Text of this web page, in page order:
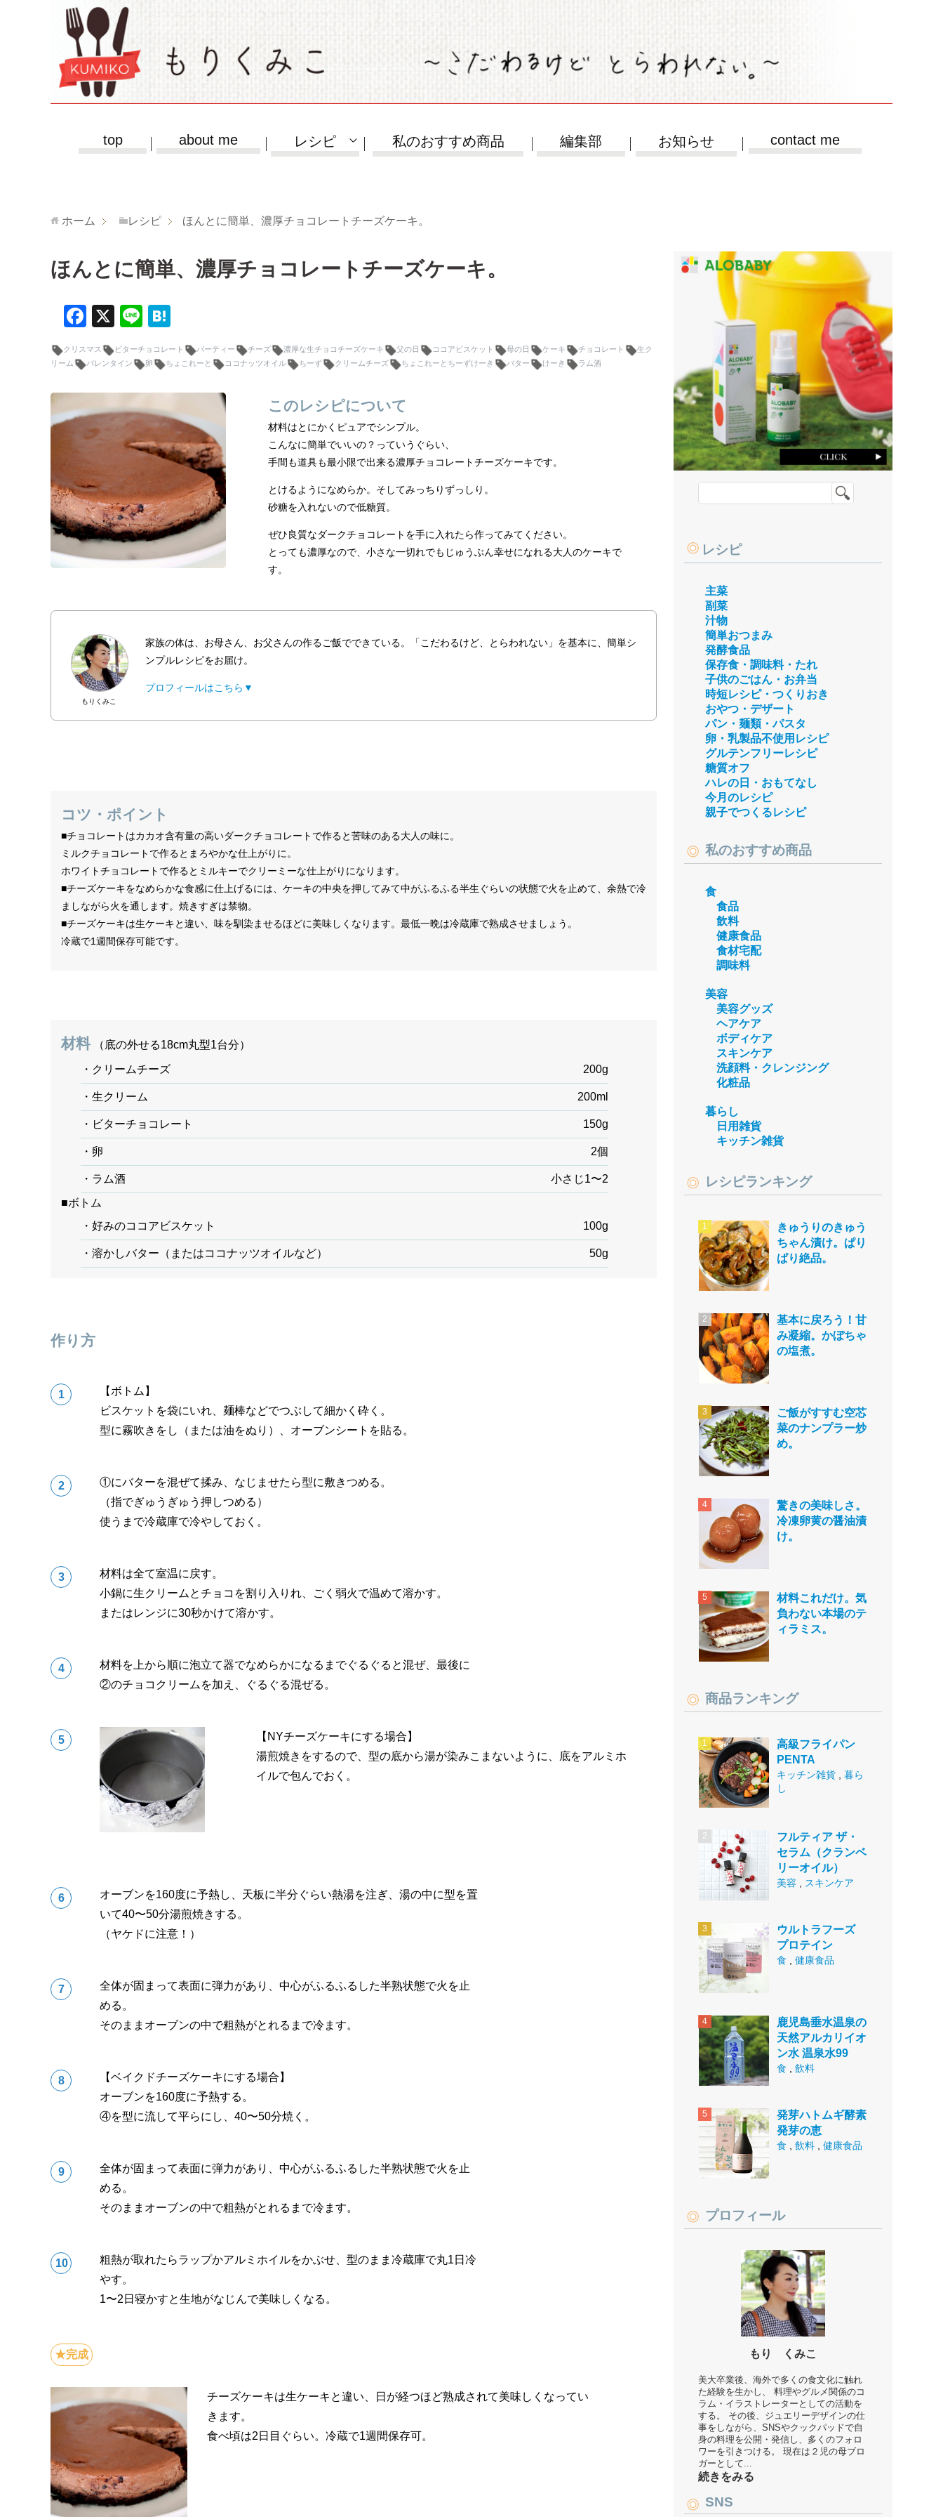
top about me レシピ 私のおすすめ商品 編集部 お知らせ contact me
ホーム レシピ ほんとに簡単、濃厚チョコレートチーズケーキ。
ほんとに簡単、濃厚チョコレートチーズケーキ。
F
c
b
o
o
k
X
Li
e
at
e
a
クリスマス ビターチョコレート パーティー チーズ 濃厚な生チョコチーズケーキ 父の日 ココアビスケット 母の日 ケーキ チョコレート
生ク
リーム
バレンタイン 卵 ちょこれーと ココナッツオイル ちーず クリームチーズ ちょこれーとちーずけーき バター けーき ラム酒
このレシピについて
材料はとにかくピュアでシンプル。
こんなに簡単でいいの？っていうぐらい、
手間も道具も最小限で出来る濃厚チョコレートチーズケーキです。
とけるようになめらか。そしてみっちりずっしり。
砂糖を入れないので低糖質。
ぜひ良質なダークチョコレートを手に入れたら作ってみてください。
とっても濃厚なので、小さな一切れでもじゅうぶん幸せになれる大人のケーキで
す。
もりくみこ
家族の体は、お母さん、お父さんの作るご飯でできている。「こだわるけど、とらわれない」を基本に、簡単シ
ンプルレシピをお届け。
プロフィールはこちら▼
コツ・ポイント
■チョコレートはカカオ含有量の高いダークチョコレートで作ると苦味のある大人の味に。
ミルクチョコレートで作るとまろやかな仕上がりに。
ホワイトチョコレートで作るとミルキーでクリーミーな仕上がりになります。
■チーズケーキをなめらかな食感に仕上げるには、ケーキの中央を押してみて中がふるふる半生ぐらいの状態で火を止めて、余熱で冷
ましながら火を通します。焼きすぎは禁物。
■チーズケーキは生ケーキと違い、味を馴染ませるほどに美味しくなります。最低一晩は冷蔵庫で熟成させましょう。
冷蔵で1週間保存可能です。
材料 （底の外せる18cm丸型1台分）
・クリームチーズ 200g
・生クリーム 200ml
・ビターチョコレート 150g
・卵 2個
・ラム酒
小さじ1〜2
■ボトム
・好みのココアビスケット
100g
・溶かしバター（またはココナッツオイルなど） 50g
作り方
【ボトム】
ビスケットを袋にいれ、麺棒などでつぶして細かく砕く。
型に霧吹きをし（または油をぬり）、オーブンシートを貼る。
①にバターを混ぜて揉み、なじませたら型に敷きつめる。
（指でぎゅうぎゅう押しつめる）
使うまで冷蔵庫で冷やしておく。
材料は全て室温に戻す。
小鍋に生クリームとチョコを割り入りれ、ごく弱火で温めて溶かす。
またはレンジに30秒かけて溶かす。
材料を上から順に泡立て器でなめらかになるまでぐるぐると混ぜ、最後に
②のチョコクリームを加え、ぐるぐる混ぜる。
【NYチーズケーキにする場合】
湯煎焼きをするので、型の底から湯が染みこまないように、底をアルミホ
イルで包んでおく。
オーブンを160度に予熱し、天板に半分ぐらい熱湯を注ぎ、湯の中に型を置
いて40〜50分湯煎焼きする。
（ヤケドに注意！）
全体が固まって表面に弾力があり、中心がふるふるした半熟状態で火を止
める。
そのままオーブンの中で粗熱がとれるまで冷ます。
【ベイクドチーズケーキにする場合】
オーブンを160度に予熱する。
④を型に流して平らにし、40〜50分焼く。
全体が固まって表面に弾力があり、中心がふるふるした半熟状態で火を止
める。
そのままオーブンの中で粗熱がとれるまで冷ます。
粗熱が取れたらラップかアルミホイルをかぶせ、型のまま冷蔵庫で丸1日冷
やす。
1〜2日寝かすと生地がなじんで美味しくなる。
チーズケーキは生ケーキと違い、日が経つほど熟成されて美味しくなってい
きます。
食べ頃は2日目ぐらい。冷蔵で1週間保存可。
レシピ
主菜
副菜
汁物
簡単おつまみ
発酵食品
保存食・調味料・たれ
子供のごはん・お弁当
時短レシピ・つくりおき
おやつ・デザート
パン・麺類・パスタ
卵・乳製品不使用レシピ
グルテンフリーレシピ
糖質オフ
ハレの日・おもてなし
今月のレシピ
親子でつくるレシピ
私のおすすめ商品
食
食品
飲料
健康食品
食材宅配
調味料
美容
美容グッズ
ヘアケア
ボディケア
スキンケア
洗顔料・クレンジング
化粧品
暮らし
日用雑貨
キッチン雑貨
レシピランキング
きゅうりのきゅう
ちゃん漬け。ぱり
ぱり絶品。
基本に戻ろう！甘
み凝縮。かぼちゃ
の塩煮。
ご飯がすすむ空芯
菜のナンプラー炒
め。
驚きの美味しさ。
冷凍卵黄の醤油漬
け。
材料これだけ。気
負わない本場のテ
ィラミス。
商品ランキング
高級フライパン
PENTA
キッチン雑貨
暮ら
し
フルティア ザ・
セラム（クランベ
リーオイル）
美容 スキンケア
ウルトラフーズ
プロテイン
食 健康食品
鹿児島垂水温泉の
天然アルカリイオ
ン水 温泉水99
食 飲料
発芽ハトムギ酵素
発芽の恵
食 飲料 健康食品
プロフィール
もり くみこ
美大卒業後、海外で多くの食文化に触れ
た経験を生かし、 料理やグルメ関係のコ
ラム・イラストレーターとしての活動を
する。 その後、ジュエリーデザインの仕
事をしながら、SNSやクックパッドで自
身の料理を公開・発信し、多くのフォロ
ワーを引きつける。 現在は２児の母ブロ
ガーとして...
続きをみる
SNS